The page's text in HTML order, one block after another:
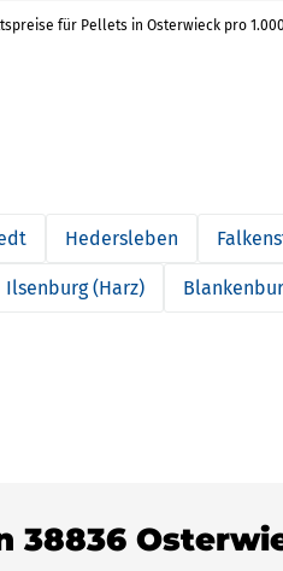
für Pellets in Osterwieck pro
Hedersleben
Ilsenburg (Harz)
38836